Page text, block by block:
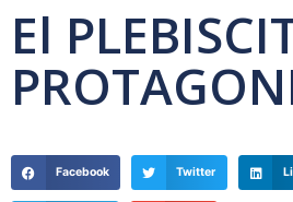
El
Facebook Twitter